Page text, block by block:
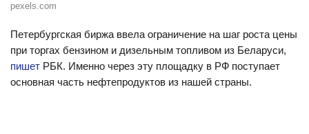
pexels.com
Петербургская биржа ввела ограничение на шаг роста цены
при торгах бензином и дизельным топливом из Беларуси,
пишет РБК. Именно через эту площадку в РФ поступает
основная часть нефтепродуктов из нашей страны.